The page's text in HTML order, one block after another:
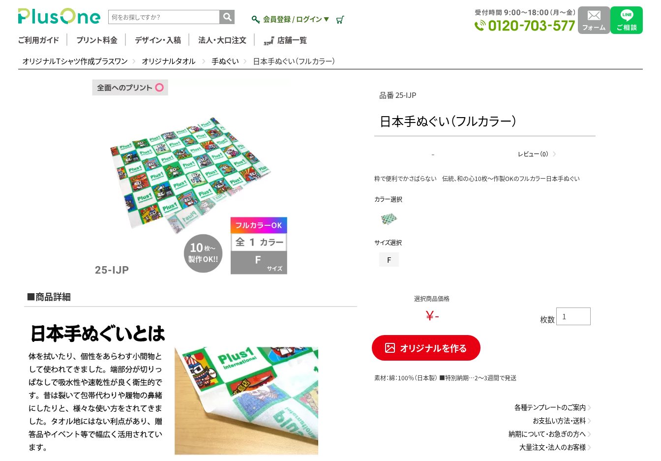
会員登録 / ログイン ▼
ご利用ガイド プリント料金 デザイン・入稿 法人・大口注文 店舗一覧
オリジナルTシャツ作成プラスワン オリジナルタオル 手ぬぐい 日本手ぬぐい（フルカラー）
■商品詳細
品番 25-IJP
日本手ぬぐい（フルカラー）
- レビュー（0）
粋で便利でかさばらない 伝統、和の心10枚～作製OKのフルカラー日本手ぬぐい
カラー選択
サイズ選択
F
選択商品価格
￥- 枚数
オリジナルを作る
素材：綿：100％（日本製） ■特別納期…2～3週間で発送
各種テンプレートのご案内
お支払い方法・送料
納期について・お急ぎの方へ
大量注文・法人のお客様